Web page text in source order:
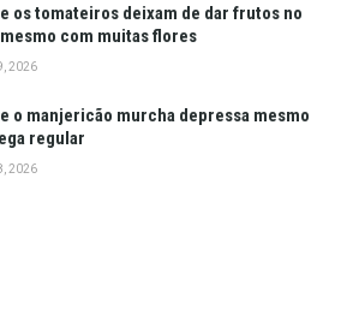
os tomateiros deixam de dar frutos no
com muitas flores
2026
o manjericão murcha depressa mesmo
regular
2026